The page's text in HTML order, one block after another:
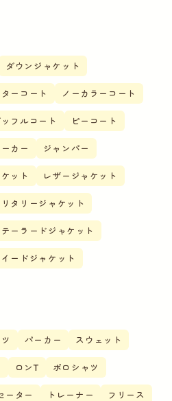
ダウンジャケット
ーコート ノーカラーコート
ッフルコート ピーコート
カー ジャンパー
ット レザージャケット
リタリージャケット
テーラードジャケット
イードジャケット
パーカー スウェット
ロンT ポロシャツ
ーター トレーナー フリース